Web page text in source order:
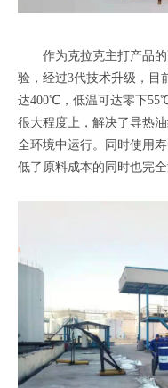
作为克拉克主打产品的
验，经过3代技术升级，目
达400℃，低温可达零下
很大程度上，解决了导热
全环境中运行。同时使用
低了原料成本的同时也完